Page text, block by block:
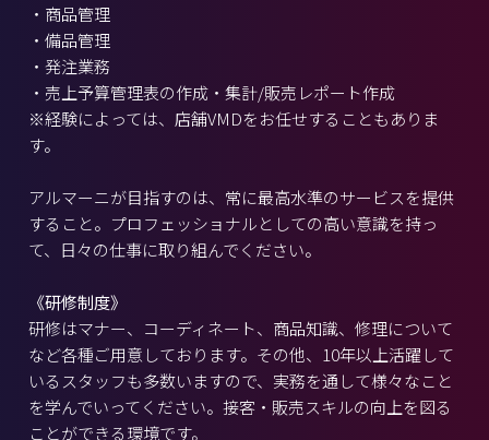
・商品管理
・備品管理
・発注業務
・売上予算管理表の作成・集計/販売レポート作成
※経験によっては、店舗VMDをお任せすることもありま
す。
アルマーニが目指すのは、常に最高水準のサービスを提供
すること。プロフェッショナルとしての高い意識を持っ
て、日々の仕事に取り組んでください。
《研修制度》
研修はマナー、コーディネート、商品知識、修理について
など各種ご用意しております。その他、10年以上活躍して
いるスタッフも多数いますので、実務を通して様々なこと
を学んでいってください。接客・販売スキルの向上を図る
ことができる環境です。